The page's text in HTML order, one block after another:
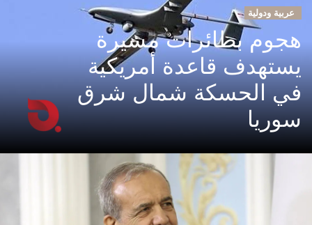
عربية ودولية
هجوم بطائرات مسيرة
يستهدف قاعدة أمريكية
في الحسكة شمال شرق
سوريا